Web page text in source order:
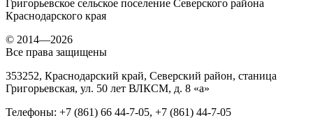
Григорьевское сельское поселение Северского района
Краснодарского края
© 2014—2026
Все права защищены
353252, Краснодарский край, Северский район, станица
Григорьевская, ул. 50 лет ВЛКСМ, д. 8 «а»
Телефоны: +7 (861) 66 44-7-05, +7 (861) 44-7-05